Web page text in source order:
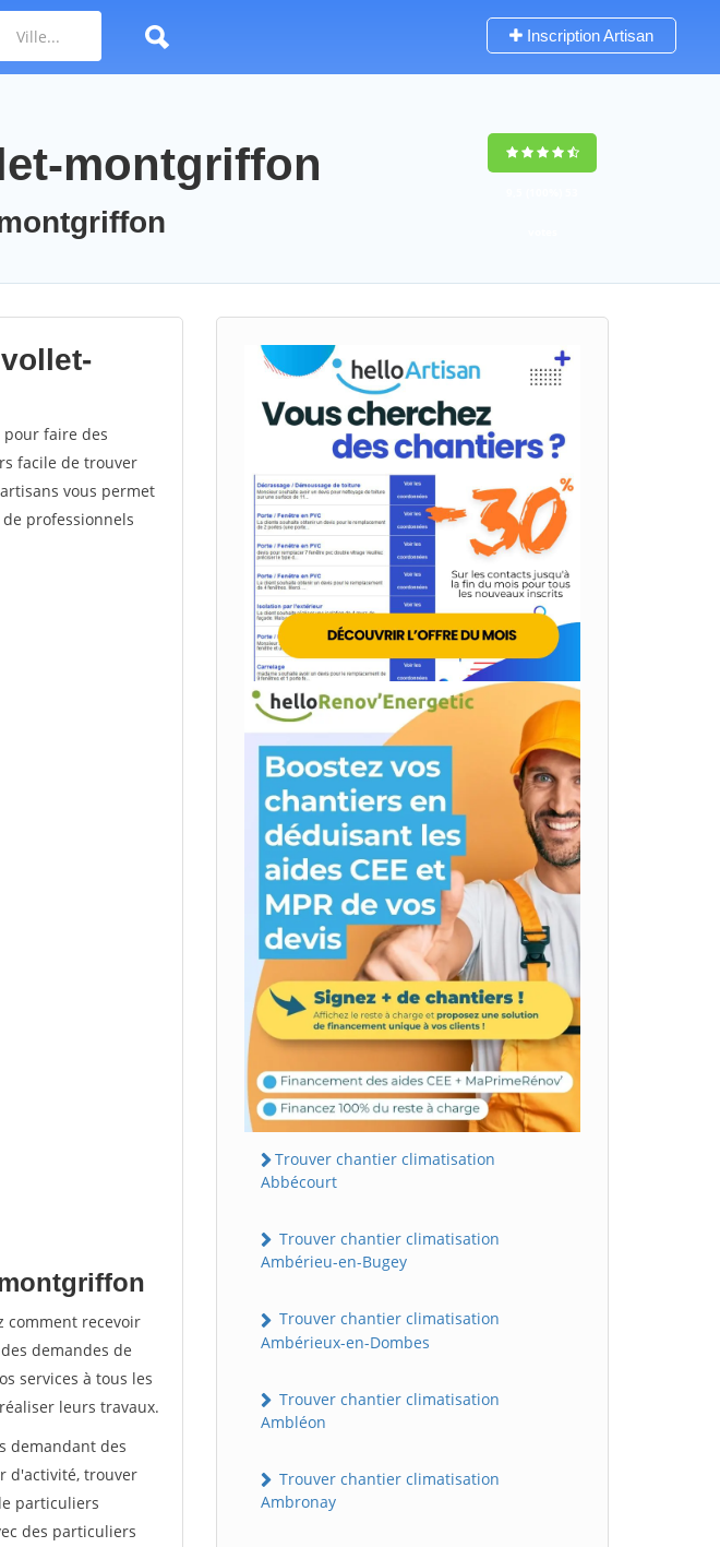
Inscription Artisan
montgriffon
faire des
facile de trouver
vous permet
professionnels
comment recevoir
demandes de
services à tous les
leurs travaux.
demandant des
d'activité, trouver
particuliers
des particuliers
Trouver chantier climatisation
Abbécourt
Trouver chantier climatisation
Ambérieu-en-Bugey
Trouver chantier climatisation
Ambérieux-en-Dombes
Trouver chantier climatisation
Ambléon
Trouver chantier climatisation
Ambronay